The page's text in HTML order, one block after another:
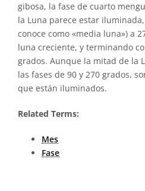
gibosa, la fase de cuarto
la Luna parece estar
conoce como «media luna») a
luna creciente, y terminando
grados. Aunque la mitad de la
las fases de 90 y 270 grados,
que están iluminados.
Related Terms:
Mes
Fase